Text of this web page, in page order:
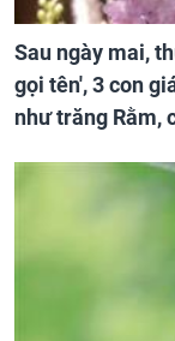
Sau ngày mai,
gọi tên', 3 con
như trăng Rằm,